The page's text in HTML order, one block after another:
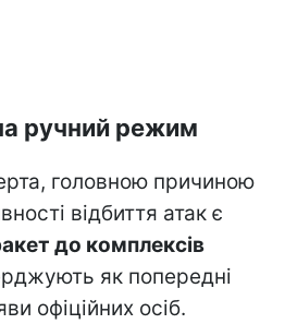
ручний режим
головною причиною
відбиття атак є
до комплексів
як попередні
офіційних осіб.